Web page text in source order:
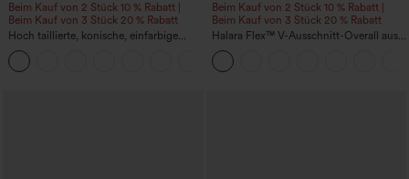
Beim Kauf von 2 Stück 10 % Rabatt |
Beim Kauf von 3 Stück 20 % Rabatt
Hoch taillierte, konische, einfarbige
Anzughose mit Seitentaschen
Beim Kauf von 2 Stück 10 % Rabatt |
Beim Kauf von 3 Stück 20 % Rabatt
Halara Flex™ V-Ausschnitt-Overall aus
gewaschenem Denim mit Taschen –
lässig